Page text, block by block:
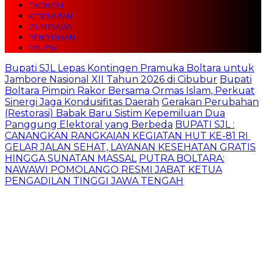
EKONOMI
KESEHATAN
OLAHRAGA
PENDIDIKAN
POLITIK
Bupati SJL Lepas Kontingen Pramuka Boltara untuk
Jambore Nasional XII Tahun 2026 di Cibubur Bupati
Boltara Pimpin Rakor Bersama Ormas Islam, Perkuat
Sinergi Jaga Kondusifitas Daerah Gerakan Perubahan
(Restorasi) Babak Baru Sistim Kepemiluan Dua
Panggung Elektoral yang Berbeda BUPATI SJL :
CANANGKAN RANGKAIAN KEGIATAN HUT KE-81 RI
GELAR JALAN SEHAT, LAYANAN KESEHATAN GRATIS
HINGGA SUNATAN MASSAL PUTRA BOLTARA:
NAWAWI POMOLANGO RESMI JABAT KETUA
PENGADILAN TINGGI JAWA TENGAH